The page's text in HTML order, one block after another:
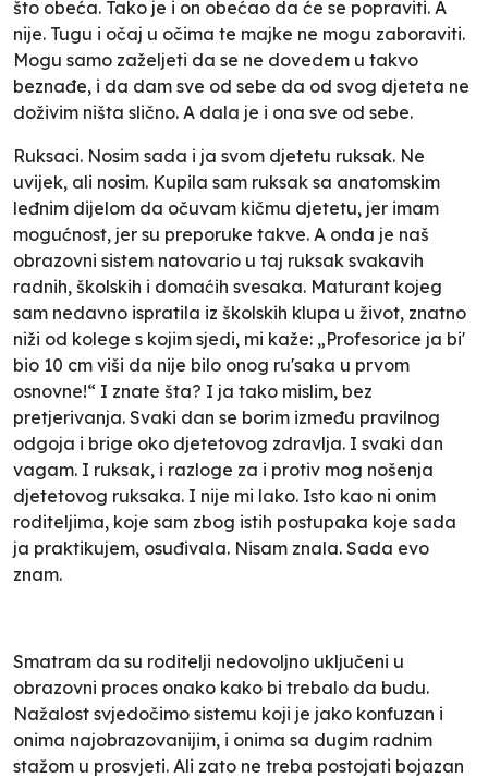
što obeća. Tako je i on obećao da će se popraviti. A
nije. Tugu i očaj u očima te majke ne mogu zaboraviti.
Mogu samo zaželjeti da se ne dovedem u takvo
beznađe, i da dam sve od sebe da od svog djeteta ne
doživim ništa slično. A dala je i ona sve od sebe.
Ruksaci. Nosim sada i ja svom djetetu ruksak. Ne
uvijek, ali nosim. Kupila sam ruksak sa anatomskim
leđnim dijelom da očuvam kičmu djetetu, jer imam
mogućnost, jer su preporuke takve. A onda je naš
obrazovni sistem natovario u taj ruksak svakavih
radnih, školskih i domaćih svesaka. Maturant kojeg
sam nedavno ispratila iz školskih klupa u život, znatno
niži od kolege s kojim sjedi, mi kaže: „Profesorice ja bi'
bio 10 cm viši da nije bilo onog ru'saka u prvom
osnovne!“ I znate šta? I ja tako mislim, bez
pretjerivanja. Svaki dan se borim između pravilnog
odgoja i brige oko djetetovog zdravlja. I svaki dan
vagam. I ruksak, i razloge za i protiv mog nošenja
djetetovog ruksaka. I nije mi lako. Isto kao ni onim
roditeljima, koje sam zbog istih postupaka koje sada
ja praktikujem, osuđivala. Nisam znala. Sada evo
znam.
Smatram da su roditelji nedovoljno uključeni u
obrazovni proces onako kako bi trebalo da budu.
Nažalost svjedočimo sistemu koji je jako konfuzan i
onima najobrazovanijim, i onima sa dugim radnim
stažom u prosvjeti. Ali zato ne treba postojati bojazan